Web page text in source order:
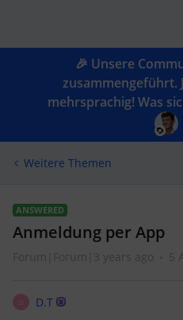
🎉 Unsere
zusammengeführt.
mehrsprachig! Was
Weitere Themen
ANSWERED
Anmeldung per App
Forum|Forum|3 years ago 5
D.T